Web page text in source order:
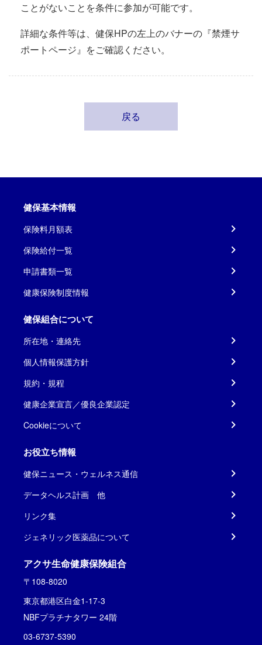
ことがないことを条件に参加が可能です。
詳細な条件等は、健保HPの左上のバナーの『禁煙サ
ポートページ』をご確認ください。
戻る
健保基本情報
保険料月額表
保険給付一覧
申請書類一覧
健康保険制度情報
健保組合について
所在地・連絡先
個人情報保護方針
規約・規程
健康企業宣言／優良企業認定
Cookieについて
お役立ち情報
健保ニュース・ウェルネス通信
データヘルス計画 他
リンク集
ジェネリック医薬品について
アクサ生命健康保険組合
〒108-8020
東京都港区白金1-17-3
NBFプラチナタワー 24階
03-6737-5390